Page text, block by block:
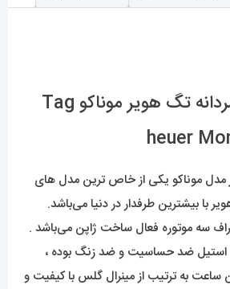
معرفی ساعت مردانه تگ هویر موناکو Tag
heuer
مدل موناکو یکی از خاص ترین مدل های
با بیشترین طرفدار در دنیا می‌باشد.
سه موتوره فعال ساخت ژاپن می‌باشد .
استیل ضد حساسیت و ضد زنگ بوده ،
به ترتیب از مینرال گلس با کیفیت و